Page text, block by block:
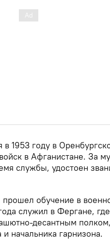
1953 году в
в Афганистане. За
службы, удостоен
обучение в
служил в Фергане,
десантным
начальника гарнизона.